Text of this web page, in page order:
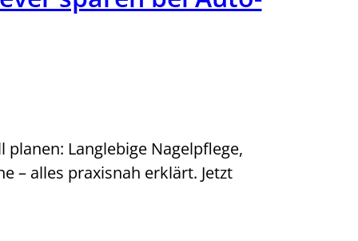
planen: Langlebige Nagelpflege,
– alles praxisnah erklärt. Jetzt